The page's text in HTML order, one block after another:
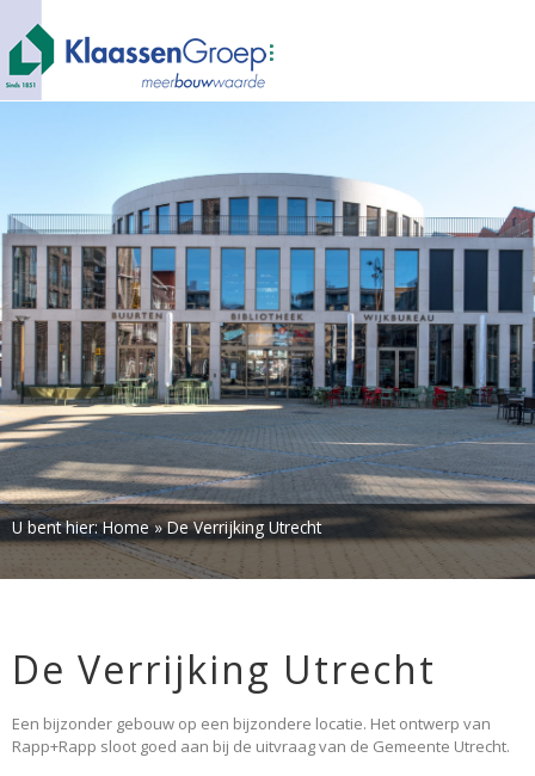
U bent hier:Home»De Verrijking Utrecht
De Verrijking Utrecht
Een bijzonder gebouw op een bijzondere locatie. Het ontwerp van
Rapp+Rapp sloot goed aan bij de uitvraag van de Gemeente Utrecht.